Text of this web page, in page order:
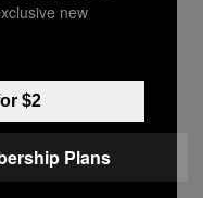
passagerer
jeg havde det
langt hjemmefra,
new
$2
Plans